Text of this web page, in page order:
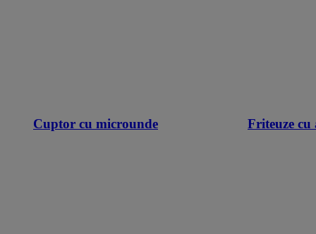
Cuptor cu microunde Friteuze cu